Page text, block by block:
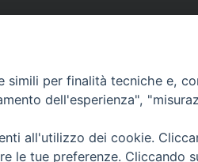
simili per finalità tecniche e,
dell'esperienza",
all'utilizzo dei cookie.
le tue preferenze. Cliccando